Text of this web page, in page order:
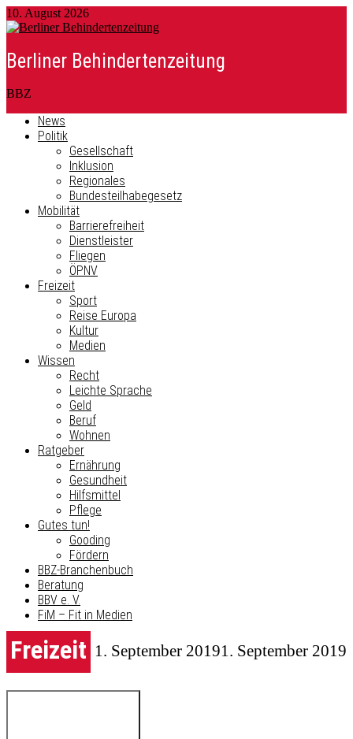
10. August 2026
Berliner Behindertenzeitung
BBZ
News
Politik
Gesellschaft
Inklusion
Regionales
Bundesteilhabegesetz
Mobilität
Barrierefreiheit
Dienstleister
Fliegen
ÖPNV
Freizeit
Sport
Reise Europa
Kultur
Medien
Wissen
Recht
Leichte Sprache
Geld
Beruf
Wohnen
Ratgeber
Ernährung
Gesundheit
Hilfsmittel
Pflege
Gutes tun!
Gooding
Fördern
BBZ-Branchenbuch
Beratung
BBV e. V.
FiM – Fit in Medien
Freizeit 1. September 2019
1. September 2019